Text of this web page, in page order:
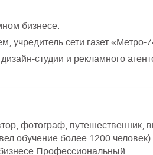
бизнесе.
учредитель сети газет
студии и рекламного
фотограф, путешественник,
обучение более 1200 человек)
Профессиональный